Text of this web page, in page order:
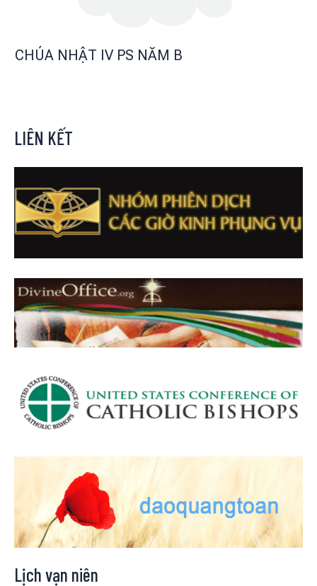
CHÚA NHẬT IV PS NĂM B
LIÊN KẾT
Lịch vạn niên